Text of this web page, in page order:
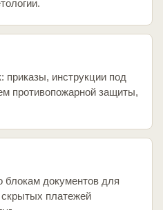
инструкции под
противопожарной защиты,
документов для
скрытых платежей